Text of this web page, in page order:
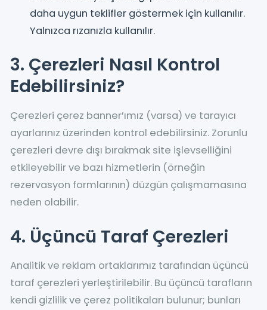
daha uygun teklifler göstermek için kullanılır.
Yalnızca rızanızla kullanılır.
3. Çerezleri Nasıl Kontrol
Edebilirsiniz?
Çerezleri çerez banner’ımız (varsa) ve tarayıcı
ayarlarınız üzerinden kontrol edebilirsiniz. Zorunlu
çerezleri devre dışı bırakmak site işlevselliğini
etkileyebilir ve bazı hizmetlerin (örneğin
rezervasyon formlarının) düzgün çalışmamasına
neden olabilir.
4. Üçüncü Taraf Çerezleri
Analitik ve reklam ortaklarımız tarafından üçüncü
taraf çerezleri yerleştirilebilir. Bu üçüncü tarafların
kendi gizlilik ve çerez politikaları bulunur; bunları